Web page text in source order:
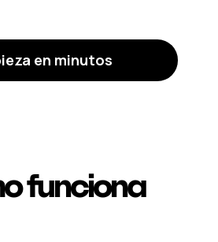
en minutos
funciona